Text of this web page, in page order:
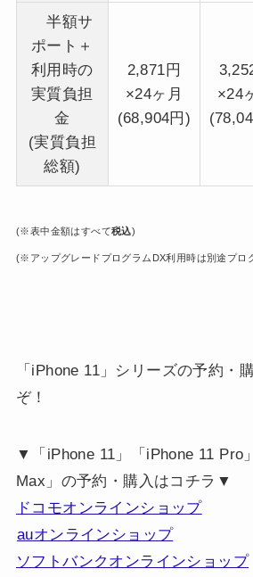
半額サ
ポート＋
利用時の
実質負担
金
(実質負担
総額)
2,871円
×24ヶ月
(68,904円)
×24
(※表中金額はすべて税込)
(※アップグレードプログラムDX利用時は別途プロ
「iPhone 11」シリーズの予約・
ぞ！
▼「iPhone 11」「iPhone 11 Pro
Max」の予約・購入はコチラ▼
ドコモオンラインショップ
auオンラインショップ
ソフトバンクオンラインショップ